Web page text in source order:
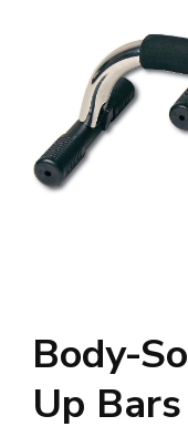
Body-
Up Bars